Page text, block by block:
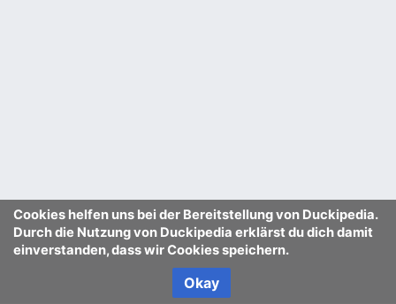
Cookies helfen uns bei der Bereitstellung von Duckipedia.
Durch die Nutzung von Duckipedia erklärst du dich damit
einverstanden, dass wir Cookies speichern.
Okay